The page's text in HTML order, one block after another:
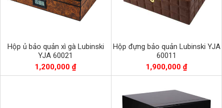
Hộp ủ bảo quản xì gà Lubinski
YJA 60021
1,200,000 ₫
Hộp đựng bảo quản Lubinski YJA
60011
1,900,000 ₫